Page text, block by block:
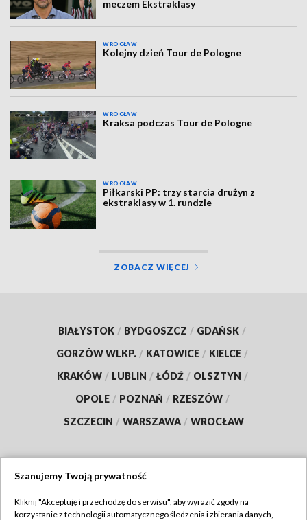
meczem Ekstraklasy
WROCŁAW
Kolejny dzień Tour de Pologne
WROCŁAW
Kraksa podczas Tour de Pologne
WROCŁAW
Piłkarski PP: trzy starcia drużyn z
ekstraklasy w 1. rundzie
ZOBACZ WIĘCEJ
BIAŁYSTOK / BYDGOSZCZ / GDAŃSK /
GORZÓW WLKP. / KATOWICE / KIELCE /
KRAKÓW / LUBLIN / ŁÓDŹ / OLSZTYN /
OPOLE / POZNAŃ / RZESZÓW /
SZCZECIN / WARSZAWA / WROCŁAW
Szanujemy Twoją prywatność
Kliknij "Akceptuję i przechodzę do serwisu", aby wyrazić zgody na
korzystanie z technologii automatycznego śledzenia i zbierania danych,